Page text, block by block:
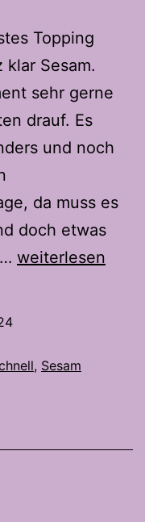
Topping
Sesam.
sehr gerne
drauf. Es
und noch
da muss es
doch etwas
Schnelle
weiterlesen
, Sesam